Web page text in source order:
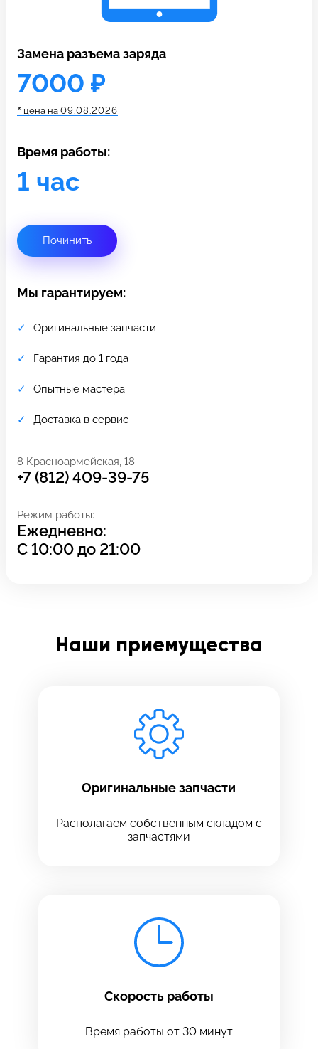
c 10:00 до 21:00
Связаться с нами
Замена разъема заряда
7000 ₽
* цена на 09.08.2026
Время работы:
1 час
Починить
Мы гарантируем:
Оригинальные запчасти
Гарантия до 1 года
Опытные мастера
Доставка в сервис
8 Красноармейская, 18
+7 (812) 409-39-75
Режим работы:
Ежедневно:
С10:00до 21:00
Наши приемущества
Оригинальные запчасти
Располагаем собственным складом с
запчастями
Скорость работы
Время работы от 30 минут
Задать вопрос
Отправить
Оставьте свой
Заполните все необходимые поля
Введите номер договора